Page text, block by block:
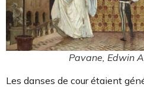
Pavane, Edwin
Les danses de cour étaient